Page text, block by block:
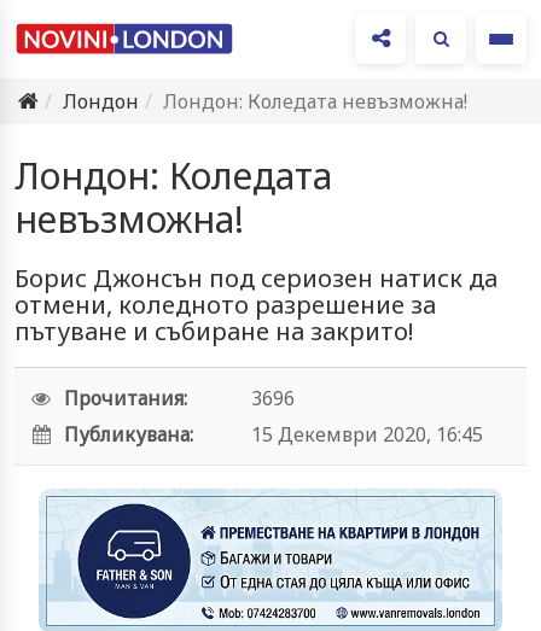
Лондон
Лондон: Коледата невъзможна!
Лондон: Коледата
невъзможна!
Борис Джонсън под сериозен натиск да
отмени, коледното разрешение за
пътуване и събиране на закрито!
Прочитания:
3696
Публикувана:
15 Декември 2020, 16:45